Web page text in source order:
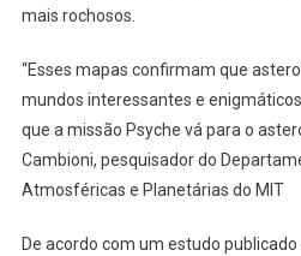
mais rochosos.
“Esses mapas confirmam que
mundos interessantes e
que a missão Psyche vá para o
Cambioni, pesquisador do
Atmosféricas e Planetárias do MIT
De acordo com um estudo